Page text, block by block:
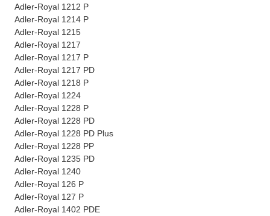
Adler-Royal 1212 P
Adler-Royal 1214 P
Adler-Royal 1215
Adler-Royal 1217
Adler-Royal 1217 P
Adler-Royal 1217 PD
Adler-Royal 1218 P
Adler-Royal 1224
Adler-Royal 1228 P
Adler-Royal 1228 PD
Adler-Royal 1228 PD Plus
Adler-Royal 1228 PP
Adler-Royal 1235 PD
Adler-Royal 1240
Adler-Royal 126 P
Adler-Royal 127 P
Adler-Royal 1402 PDE